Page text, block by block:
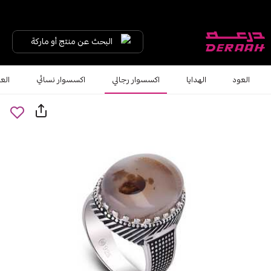
البحث عن منتج أو ماركة
العود الهدايا اكسسوار رجالي اكسسوار نسائي